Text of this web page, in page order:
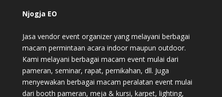
Njogja EO
Jasa vendor event organizer yang melayani berbagai
macam permintaan acara indoor maupun outdoor.
Kami melayani berbagai macam event mulai dari
pameran, seminar, rapat, pernikahan, dll. Juga
menyewakan berbagai macam peralatan event mulai
dari booth pameran, meja & kursi, karpet, lighting,